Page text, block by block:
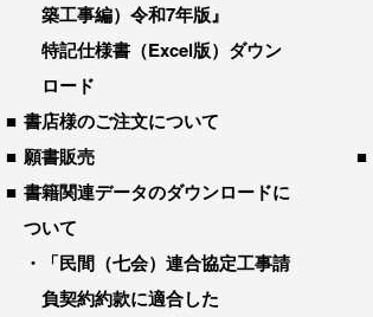
築工事編）令和7年版』
特記仕様書（Excel版）ダウン
ロード
書店様のご注文について
願書販売
書籍関連データのダウンロードに
ついて
「民間（七会）連合協定工事請
負契約約款に適合した